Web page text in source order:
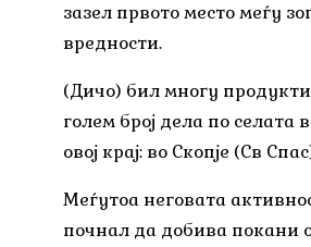
зазел првото место меѓу
вредности.
(Дичо) бил многу
голем број дела по
овој крај: во Скопје (Св
Меѓутоа неговата
почнал да добива покани